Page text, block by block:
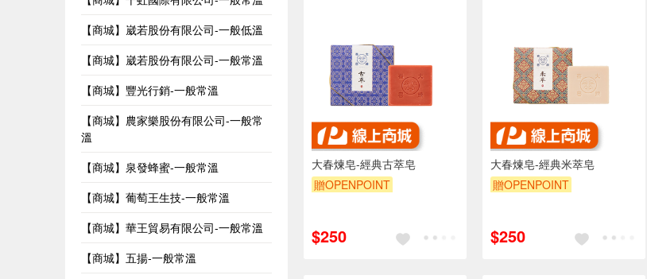
【商城】崴若股份有限公司-一般低溫
【商城】崴若股份有限公司-一般常溫
【商城】豐光行銷-一般常溫
【商城】農家樂股份有限公司-一般常
溫
【商城】泉發蜂蜜-一般常溫
【商城】葡萄王生技-一般常溫
【商城】華王貿易有限公司-一般常溫
【商城】五揚-一般常溫
大春煉皂-經典古萃皂
贈OPENPOINT
$250
大春煉皂-經典米萃皂
贈OPENPOINT
$250